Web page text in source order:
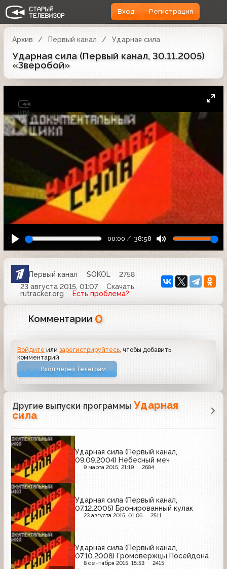
Вход Регистрация
Архив Первый канал Ударная сила
Ударная сила (Первый канал, 30.11.2005)
«Зверобой»
00:00 38:58
Первый канал SOKOL
2758
23 августа 2015, 01:07
Скачать
rutracker.org
Есть проблема?
Комментарии 0
Войдите илизарегистрируйтесь, чтобы добавить
комментарий
Вход через Телеграм
Другие выпуски программы Ударная
сила
Ударная сила (Первый канал,
09.09.2004) Небесный меч
9 марта 2015, 21:19 2684
Ударная сила (Первый канал,
07.12.2005) Бронированный кулак
23 августа 2015, 01:06 2511
Ударная сила (Первый канал,
07.10.2008) Громовержцы Посейдона
8 сентября 2015, 15:53 2415